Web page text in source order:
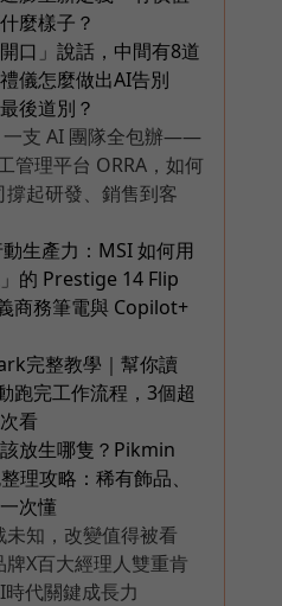
麼樣子？
口」說話，中間有8道
儀怎麼做出AI告別
後道別？
一支 AI 團隊全包辦——
管理平台 ORRA，如何
撐起研發、銷售到客
動生產力：MSI 如何用
」的 Prestige 14 Flip
商務筆電與 Copilot+
完整教學｜幫你讀
跑完工作流程，3個超
看
放生哪隻？Pikmin
理攻略：稀有飾品、
次懂
未知，改變值得被看
牌X百大經理人雙重肯
代關鍵成長力